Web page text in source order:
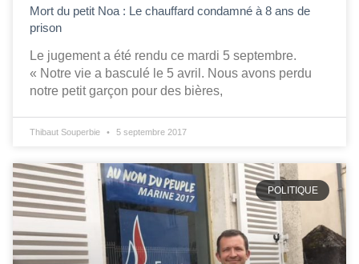
Mort du petit Noa : Le chauffard condamné à 8 ans de
prison
Le jugement a été rendu ce mardi 5 septembre.
« Notre vie a basculé le 5 avril. Nous avons perdu
notre petit garçon pour des bières,
Thibaut Souperbie 5 septembre 2017
POLITIQUE